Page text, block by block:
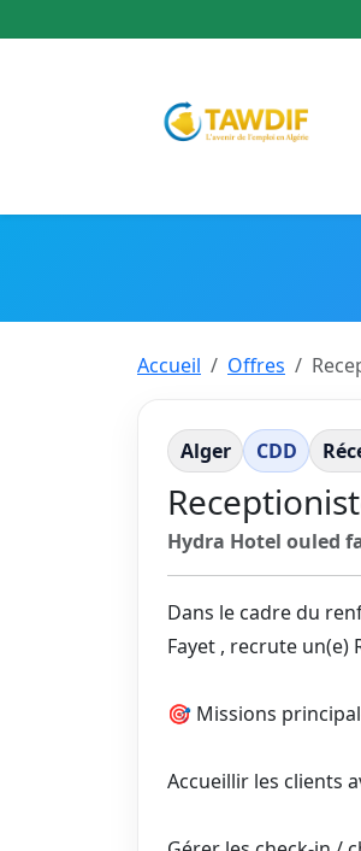
Accueil Offres
Alger CDD
Hydra Hotel ouled
Dans le cadre du
Fayet , recrute un(e)
🎯 Missions
Accueillir les clients